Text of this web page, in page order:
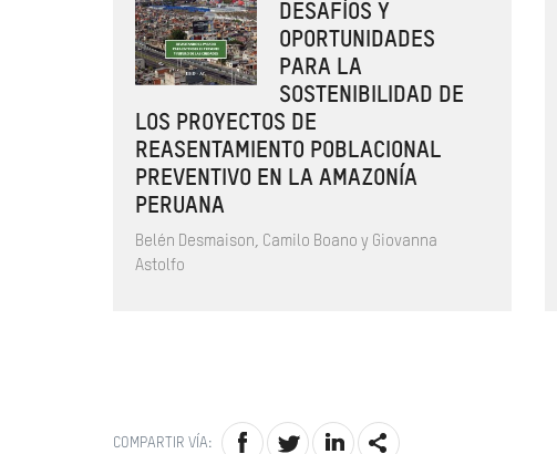
DESAFÍOS Y
OPORTUNIDADES
PARA LA
SOSTENIBILIDAD DE
LOS PROYECTOS DE
REASENTAMIENTO POBLACIONAL
PREVENTIVO EN LA AMAZONÍA
PERUANA
Belén Desmaison, Camilo Boano y Giovanna
Astolfo
COMPARTIR VÍA: